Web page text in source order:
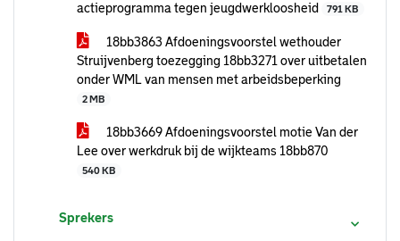
actieprogramma tegen jeugdwerkloosheid
791 KB
18bb3863 Afdoeningsvoorstel wethouder
Struijvenberg toezegging 18bb3271 over uitbetalen
onder WML van mensen met arbeidsbeperking
2 MB
18bb3669 Afdoeningsvoorstel motie Van der
Lee over werkdruk bij de wijkteams 18bb870
540 KB
Sprekers